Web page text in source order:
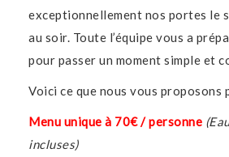
exceptionnellement nos portes le
au soir. Toute l’équipe vous a
pour passer un moment simple et
Voici ce que nous vous proposons
Menu unique à 70€ / personne
incluses)